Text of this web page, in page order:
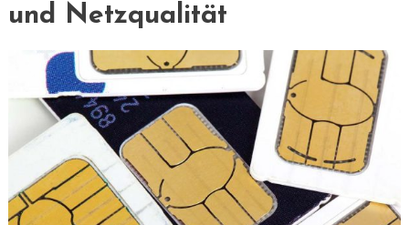
und Netzqualität